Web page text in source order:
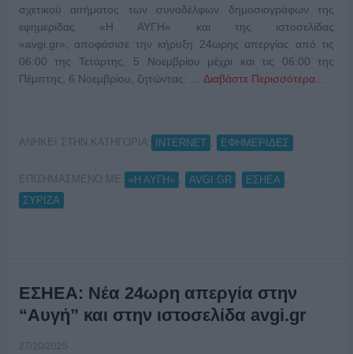
σχετικού αιτήματος των συναδέλφων δημοσιογράφων της
εφημερίδας «Η ΑΥΓΗ» και της ιστοσελίδας
«avgi.gr», αποφάσισε την κήρυξη 24ωρης απεργίας από τις
06:00 της Τετάρτης, 5 Νοεμβρίου μέχρι και τις 06:00 της
Πέμπτης, 6 Νοεμβρίου, ζητώντας: … Διαβάστε Περισσότερα...
ΑΝΗΚΕΙ ΣΤΗΝ ΚΑΤΗΓΟΡΙΑ: INTERNET ΕΦΗΜΕΡΙΔΕΣ
ΕΠΙΣΗΜΑΣΜΕΝΟ ΜΕ: «Η ΑΥΓΗ» AVGI.GR ΕΣΗΕΑ
ΣΥΡΙΖΑ
ΕΣΗΕΑ: Νέα 24ωρη απεργία στην
“Αυγή” και στην ιστοσελίδα avgi.gr
27/10/2025